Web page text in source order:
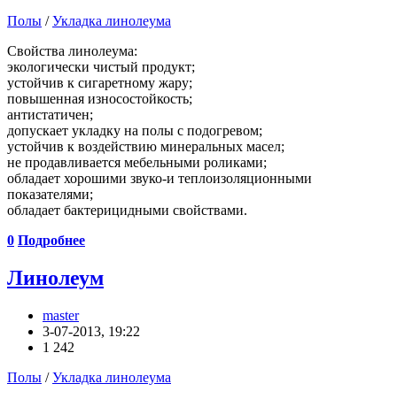
Полы /Укладка линолеума
Свойства линолеума:
экологически чистый продукт;
устойчив к сигаретному жару;
повышенная износостойкость;
антистатичен;
допускает укладку на полы с подогревом;
устойчив к воздействию минеральных масел;
не продавливается мебельными роликами;
обладает хорошими звуко-и теплоизоляционными
показателями;
обладает бактерицидными свойствами.
0 Подробнее
Линолеум
master
3-07-2013, 19:22
1 242
Полы /Укладка линолеума